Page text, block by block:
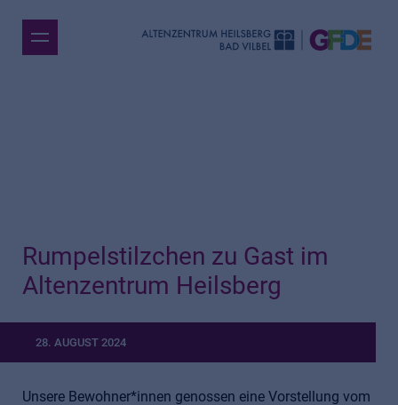
Rumpelstilzchen zu Gast im
Altenzentrum Heilsberg
28. AUGUST 2024
Unsere Bewohner*innen genossen eine Vorstellung vom